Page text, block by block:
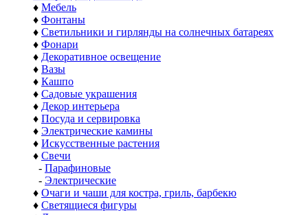
♦ Мебель
♦ Фонтаны
♦ Светильники и гирлянды на солнечных батареях
♦ Фонари
♦ Декоративное освещение
♦ Вазы
♦ Кашпо
♦ Садовые украшения
♦ Декор интерьера
♦ Посуда и сервировка
♦ Электрические камины
♦ Искусственные растения
♦ Свечи
- Парафиновые
- Электрические
♦ Очаги и чаши для костра, гриль, барбекю
♦ Светящиеся фигуры